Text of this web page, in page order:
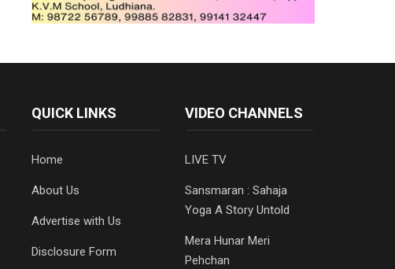
QUICK LINKS
Home
About Us
Advertise with Us
Disclosure Form
VIDEO CHANNELS
LIVE TV
Sansmaran : Sahaja
Yoga A Story Untold
Mera Hunar Meri
Pehchan